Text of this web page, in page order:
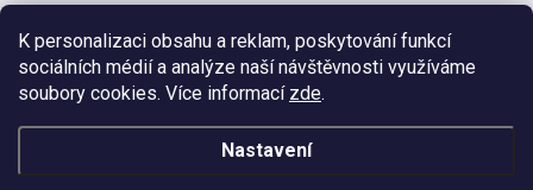
K personalizaci obsahu a reklam, poskytování funkcí
sociálních médií a analýze naší návštěvnosti využíváme
soubory cookies. Více informací zde.
Nastavení